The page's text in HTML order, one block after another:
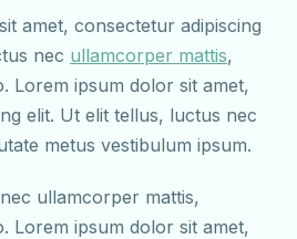
amet, consectetur adipiscing
nec ullamcorper mattis,
Lorem ipsum dolor sit amet,
elit. Ut elit tellus, luctus nec
metus vestibulum ipsum.
ullamcorper mattis,
Lorem ipsum dolor sit amet,